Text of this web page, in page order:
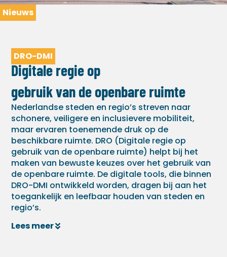
DRO-DMI
Digitale regie op
gebruik van de openbare ruimte
Nederlandse steden en regio’s streven naar
schonere, veiligere en inclusievere mobiliteit,
maar ervaren toenemende druk op de
beschikbare ruimte. DRO (Digitale regie op
gebruik van de openbare ruimte) helpt bij het
maken van bewuste keuzes over het gebruik van
de openbare ruimte. De digitale tools, die binnen
DRO-DMI ontwikkeld worden, dragen bij aan het
toegankelijk en leefbaar houden van steden en
regio’s.
Lees meer
Nieuws